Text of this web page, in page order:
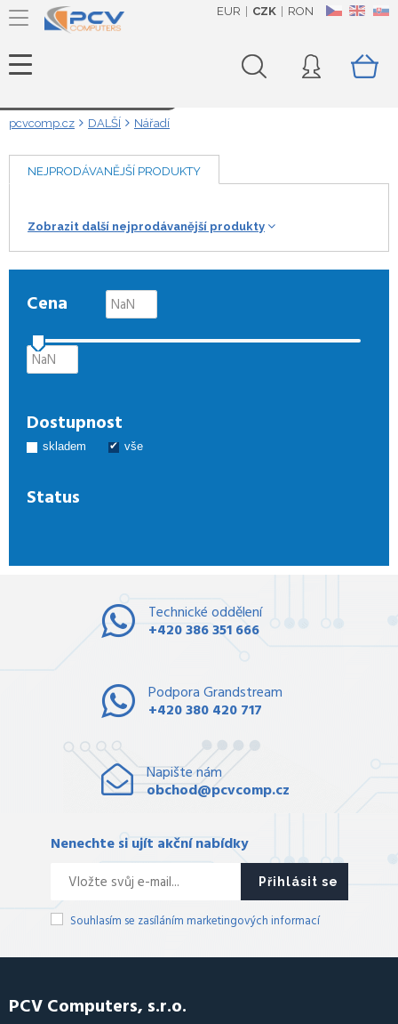
CZ EN SK
EUR CZK RON
pcvcomp.cz DALŠÍ Nářadí
NEJPRODÁVANĚJŠÍ PRODUKTY
Zobrazit další nejprodávanější produkty
Cena
Dostupnost
skladem vše
Status
Technické oddělení
+420 386 351 666
Podpora Grandstream
+420 380 420 717
Napište nám
obchod@pcvcomp.cz
Nenechte si ujít akční nabídky
Přihlásit se
Souhlasím se zasíláním marketingových informací
PCV Computers, s.r.o.